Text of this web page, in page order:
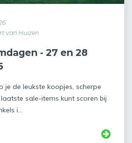
van Huizen
- 27 en 28
je de leukste koopjes, scherpe
sale-items kunt scoren bij
i...